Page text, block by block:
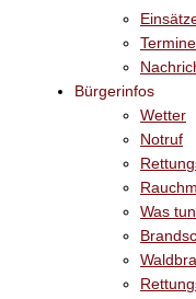
Bürgerinfos
Wetter
Notruf
Was